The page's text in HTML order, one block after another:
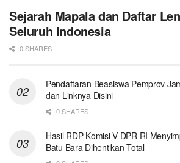
Sejarah Mapala dan Daftar
Seluruh Indonesia
0 SHARES
Pendaftaran Beasiswa Pemprov
dan Linknya Disini
0 SHARES
Hasil RDP Komisi V DPR RI
Batu Bara Dihentikan Total